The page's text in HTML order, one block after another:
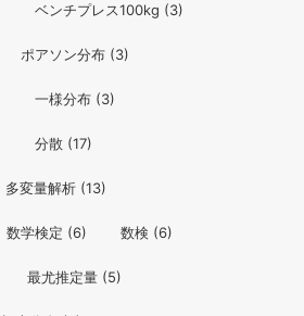
ベンチプレス100kg (3)
ポアソン分布 (3)
一様分布 (3)
分散 (17)
多変量解析 (13)
数学検定 (6) 数検 (6)
最尤推定量 (5)